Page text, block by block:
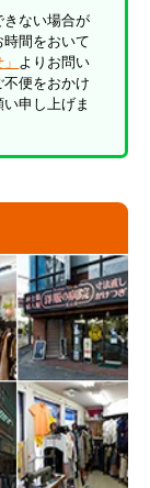
ない場合が
間をおいて
よりお問い
便をおかけ
申し上げま